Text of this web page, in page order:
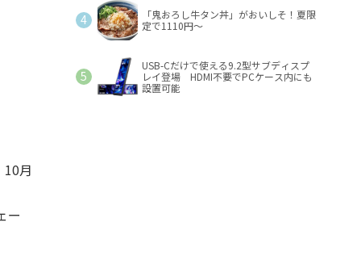
月
ー
「鬼おろし牛タン丼」がおいしそ！夏限
定で1110円～
USB-Cだけで使える9.2型サブディスプ
レイ登場 HDMI不要でPCケース内にも
設置可能